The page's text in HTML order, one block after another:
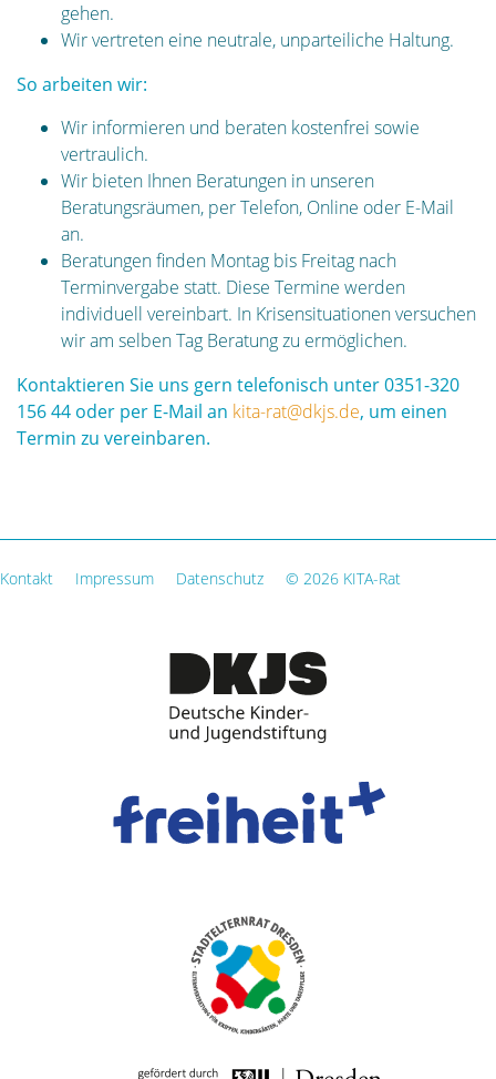
gehen.
Wir vertreten eine neutrale, unparteiliche Haltung.
So arbeiten wir:
Wir informieren und beraten kostenfrei sowie
vertraulich.
Wir bieten Ihnen Beratungen in unseren
Beratungsräumen, per Telefon, Online oder E-Mail
an.
Beratungen finden Montag bis Freitag nach
Terminvergabe statt. Diese Termine werden
individuell vereinbart. In Krisensituationen versuchen
wir am selben Tag Beratung zu ermöglichen.
Kontaktieren Sie uns gern telefonisch unter 0351-320
156 44 oder per E-Mail an kita-rat@dkjs.de, um einen
Termin zu vereinbaren.
Kontakt Impressum Datenschutz © 2026 KITA-Rat